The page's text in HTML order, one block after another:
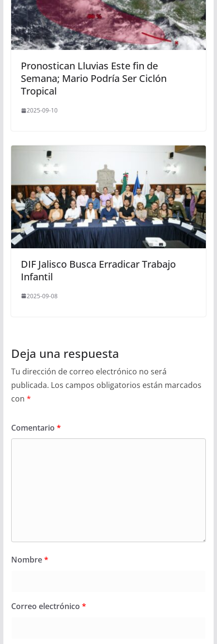
Pronostican Lluvias Este fin de
Semana; Mario Podría Ser Ciclón
Tropical
2025-09-10
DIF Jalisco Busca Erradicar Trabajo
Infantil
2025-09-08
Deja una respuesta
Tu dirección de correo electrónico no será
publicada. Los campos obligatorios están marcados
con *
Comentario *
Nombre*
Correo electrónico *